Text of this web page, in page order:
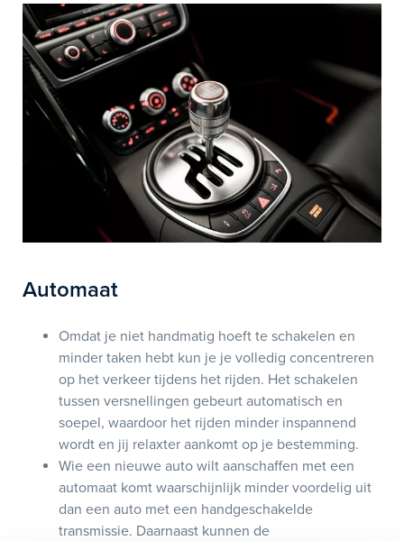
Automaat
Omdat je niet handmatig hoeft te schakelen en
minder taken hebt kun je je volledig concentreren
op het verkeer tijdens het rijden. Het schakelen
tussen versnellingen gebeurt automatisch en
soepel, waardoor het rijden minder inspannend
wordt en jij relaxter aankomt op je bestemming.
Wie een nieuwe auto wilt aanschaffen met een
automaat komt waarschijnlijk minder voordelig uit
dan een auto met een handgeschakelde
transmissie. Daarnaast kunnen de